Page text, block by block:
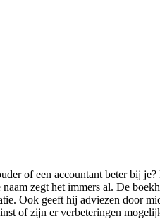
of een accountant beter bij
zegt het immers al. De
Ook geeft hij adviezen door
of zijn er verbeteringen